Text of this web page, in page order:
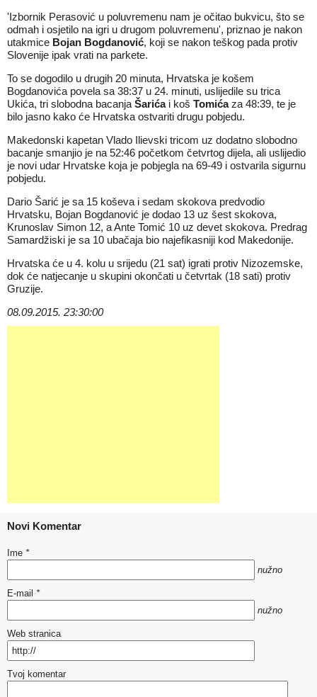
'Izbornik Perasović u poluvremenu nam je očitao bukvicu, što se
odmah i osjetilo na igri u drugom poluvremenu', priznao je nakon
utakmice Bojan Bogdanović, koji se nakon teškog pada protiv
Slovenije ipak vrati na parkete.
To se dogodilo u drugih 20 minuta, Hrvatska je košem
Bogdanovića povela sa 38:37 u 24. minuti, uslijedile su trica
Ukića, tri slobodna bacanja Šarića i koš Tomićaza 48:39, te je
bilo jasno kako će Hrvatska ostvariti drugu pobjedu.
Makedonski kapetan Vlado Ilievski tricom uz dodatno slobodno
bacanje smanjio je na 52:46 početkom četvrtog dijela, ali uslijedio
je novi udar Hrvatske koja je pobjegla na 69-49 i ostvarila sigurnu
pobjedu.
Dario Šarić je sa 15 koševa i sedam skokova predvodio
Hrvatsku, Bojan Bogdanović je dodao 13 uz šest skokova,
Krunoslav Simon 12, a Ante Tomić 10 uz devet skokova. Predrag
Samardžiski je sa 10 ubačaja bio najefikasniji kod Makedonije.
Hrvatska će u 4. kolu u srijedu (21 sat) igrati protiv Nizozemske,
dok će natjecanje u skupini okončati u četvrtak (18 sati) protiv
Gruzije.
08.09.2015. 23:30:00
Novi Komentar
Ime *
nužno
E-mail *
nužno
Web stranica
Tvoj komentar